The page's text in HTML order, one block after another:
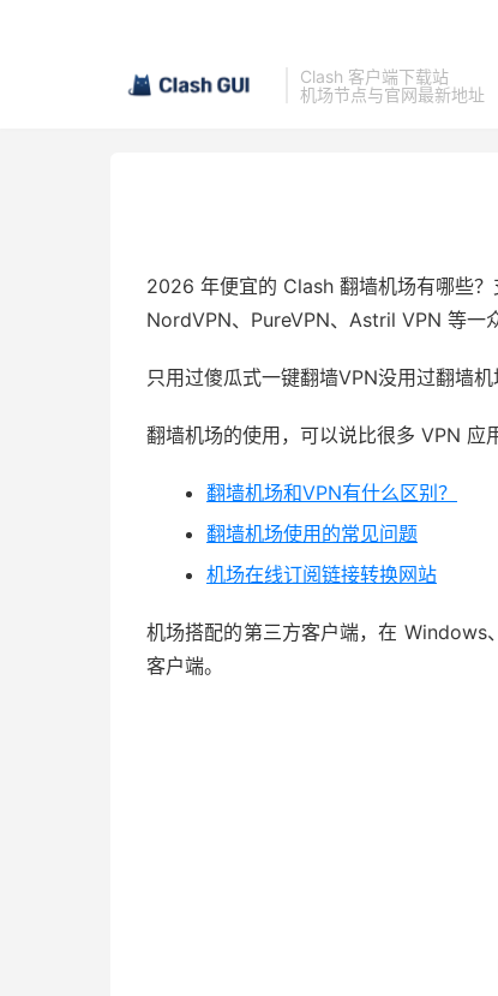
Clash 客户端下载站
机场节点与官网最新地址
2026 年便宜的 Clash 翻墙机场有哪些
NordVPN、PureVPN、Astril VPN 等一
只用过傻瓜式一键翻墙VPN没用过翻墙
翻墙机场的使用，可以说比很多 VPN 应
翻墙机场和VPN有什么区别？
翻墙机场使用的常见问题
机场在线订阅链接转换网站
机场搭配的第三方客户端，在 Windows
客户端。